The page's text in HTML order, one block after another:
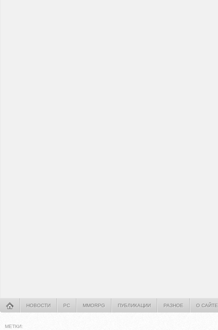
НОВОСТИ PC MMORPG ПУБЛИКАЦИИ РАЗНОЕ О САЙТЕ
МЕТКИ: